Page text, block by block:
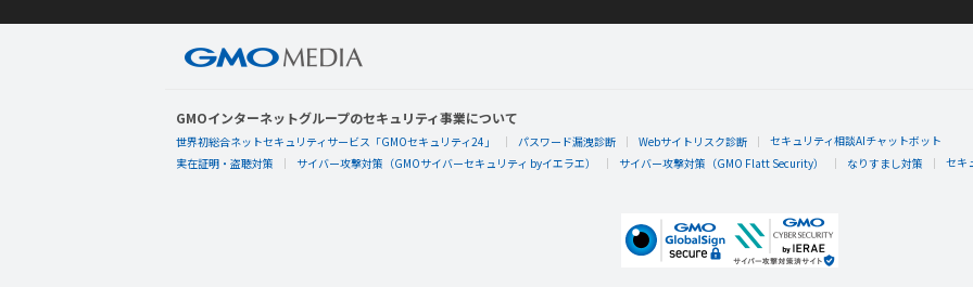
GMOインターネットグループのセキュリティ事業について
世界初総合ネットセキュリティサービス「GMOセキュリティ24」 パスワード漏洩診断 Webサイトリスク診断
セキュリティ相談AIチャットボット
実在証明・盗聴対策
サイバー攻撃対策（GMOサイバーセキュリティ byイエラエ） サイバー攻撃対策（GMO Flatt Security） なりすまし対策 セキ